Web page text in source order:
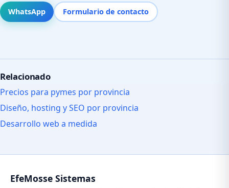
WhatsApp Formulario de contacto
Relacionado
Precios para pymes por provincia
Diseño, hosting y SEO por provincia
Desarrollo web a medida
EfeMosse Sistemas